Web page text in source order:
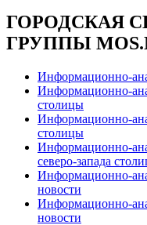
ГОРОДСКАЯ
ГРУППЫ
Информационно-
Информационно-
столицы
Информационно-
столицы
Информационно-
северо-запада
Информационно-
новости
Информационно-
новости